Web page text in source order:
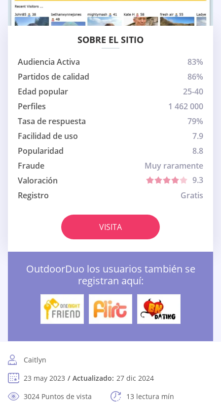
SOBRE EL SITIO
Audiencia Activa
83%
Partidos de calidad
86%
Edad popular
25-40
Perfiles
1 462 000
Tasa de respuesta
79%
Facilidad de uso
7.9
Popularidad
8.8
Fraude
Muy raramente
Valoración
9.3
Registro
Gratis
VISITA
OutdoorDuo los usuarios también se
registran aquí:
Caitlyn
23 may 2023
Actualizado: 27 dic 2024
3024 Puntos de vista
13 lectura mín